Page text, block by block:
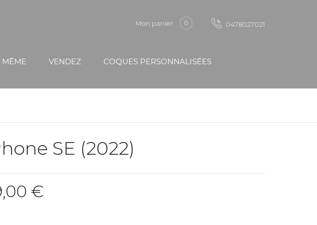
Mon panier 0 0478027021
MÊME VENDEZ COQUES PERSONNALISÉES
SE (2022)
€